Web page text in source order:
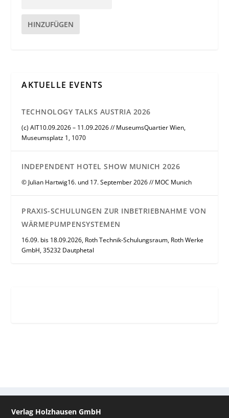
HINZUFÜGEN
AKTUELLE EVENTS
TECHNOLOGY TALKS AUSTRIA 2026
(c) AIT10.09.2026 – 11.09.2026 // MuseumsQuartier Wien,
Museumsplatz 1, 1070
INDEPENDENT HOTEL SHOW MUNICH 2026
© Julian Hartwig16. und 17. September 2026 // MOC Munich
PRAXIS-SCHULUNGEN ZUR INBETRIEBNAHME VON
WÄRMEPUMPENSYSTEMEN
16.09. bis 18.09.2026, Roth Technik-Schulungsraum, Roth Werke
GmbH, 35232 Dautphetal
Verlag Holzhausen GmbH